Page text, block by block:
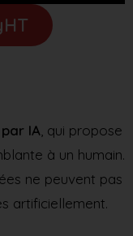
IA, qui propose
à un humain.
ne peuvent pas
artificiellement.